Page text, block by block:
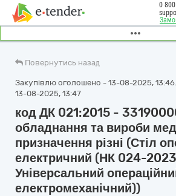
0
Повернутись назад
Закупівлю оголошено - 13-08-2025, 13:46.
13-08-2025, 13:47
код ДК 021:2015 -
обладнання та вироби
призначення різні (Стіл
електричний (НК 024-
Універсальний
електромеханічний))